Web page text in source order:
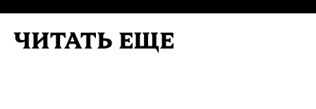
ЧИТАТЬ ЕЩЕ